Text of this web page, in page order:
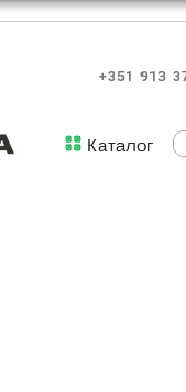
+351 913
Каталог